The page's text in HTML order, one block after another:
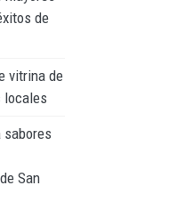
de
vitrina de
locales
sabores
San